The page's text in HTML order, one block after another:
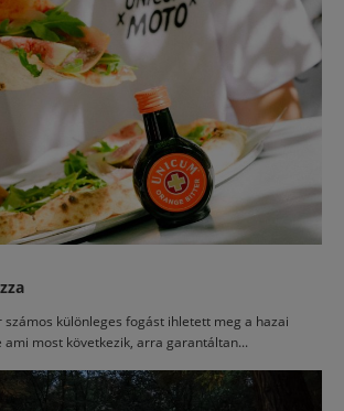
számos különleges fogást ihletett meg a hazai
ami most következik, arra garantáltan...